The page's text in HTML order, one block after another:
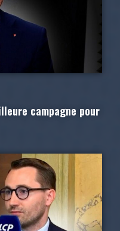
campagne pour